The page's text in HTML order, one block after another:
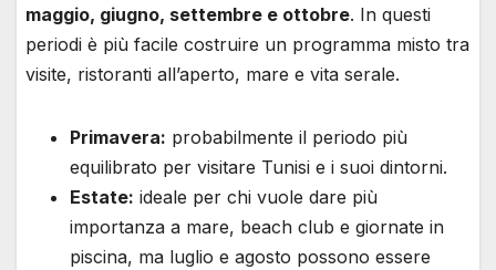
maggio, giugno, settembre e ottobre. In questi
periodi è più facile costruire un programma misto tra
visite, ristoranti all’aperto, mare e vita serale.
Primavera: probabilmente il periodo più
equilibrato per visitare Tunisi e i suoi dintorni.
Estate: ideale per chi vuole dare più
importanza a mare, beach club e giornate in
piscina, ma luglio e agosto possono essere